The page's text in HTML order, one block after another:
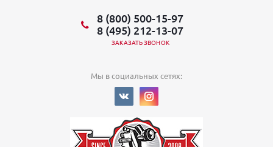
8 (800) 500-15-97
8 (495) 212-13-07
ЗАКАЗАТЬ ЗВОНОК
Мы в социальных сетях: